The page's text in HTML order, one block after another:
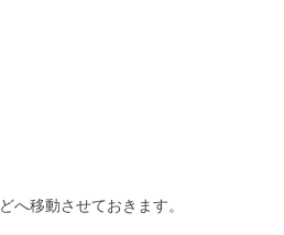
へ移動させておきます。